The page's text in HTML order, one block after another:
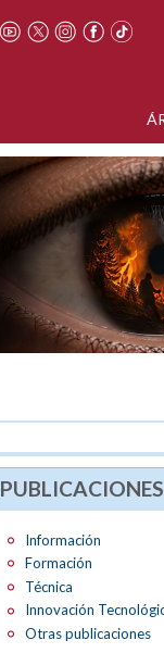
PUBLICACIONES
Información
Formación
Técnica
Innovación
Otras publicaciones